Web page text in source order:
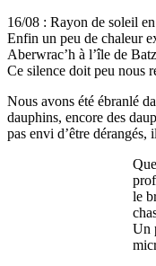
16/08 : Rayon de soleil
Enfin un peu de chaleur
Aberwrac’h à l’île de
Ce silence doit peu nous
Nous avons été ébranlé
dauphins, encore des
pas envi d’être dérangés,
le
Un